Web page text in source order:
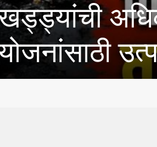
प्रत्यक्ष
अडीच लाख